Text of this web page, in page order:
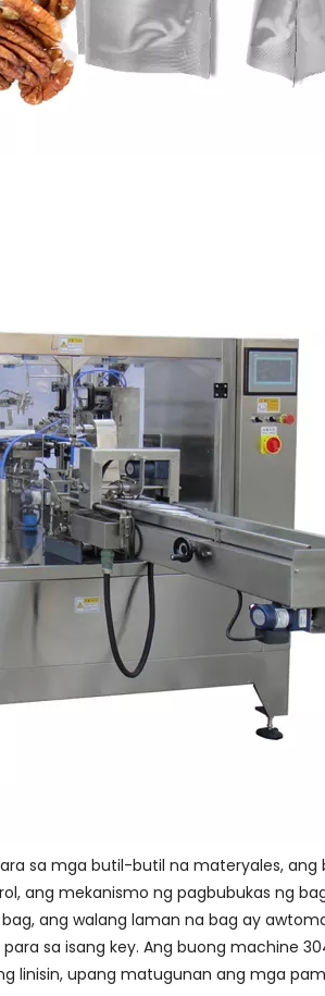
sa mga butil-butil na materyales,
ang mekanismo ng pagbubukas ng
ang walang laman na bag ay
sa isang key. Ang buong machine
upang matugunan ang mga